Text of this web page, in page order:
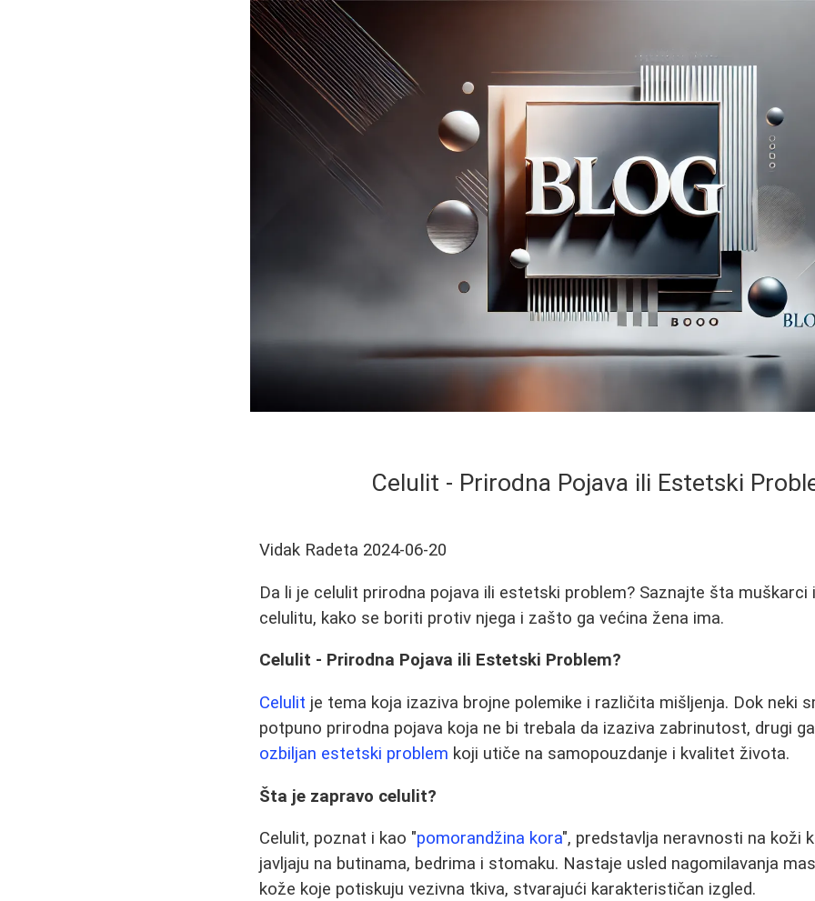
Celulit - Prirodna Pojava ili Estetski
Vidak Radeta 2024-06-20
Da li je celulit prirodna pojava ili estetski problem? Saznajte šta muškarci
celulitu, kako se boriti protiv njega i zašto ga većina žena ima.
Celulit - Prirodna Pojava ili Estetski Problem?
Celulit je tema koja izaziva brojne polemike i različita mišljenja. Dok neki
potpuno prirodna pojava koja ne bi trebala da izaziva zabrinutost, drugi
ozbiljan estetski problem koji utiče na samopouzdanje i kvalitet života.
Šta je zapravo celulit?
Celulit, poznat i kao "pomorandžina kora", predstavlja neravnosti na koži
javljaju na butinama, bedrima i stomaku. Nastaje usled nagomilavanja
kože koje potiskuju vezivna tkiva, stvarajući karakterističan izgled.